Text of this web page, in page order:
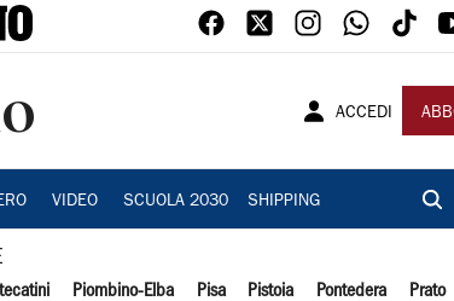
ACCEDI
VIDEO SCUOLA 2030 SHIPPING
Piombino-Elba Pisa Pistoia Pontedera Prato